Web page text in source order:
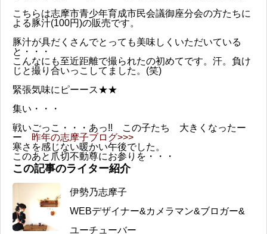
こちらは志摩市青少年育成市民会議御座分会の方たちに
よる豚汁(100円)の販売です。
豚汁が具だくさんでとっても美味しくいただいている
と・・・
こんなにも至近距離で撮られたの初めてです。汗。負け
じと撮り合いっこしてました。(笑)
緊張気味にピーース★★
集い・・・
戦いごっこ・・・あっ!! この子たち 大きくなったー
ー 昨年の志摩子ブログ>>>
寒さを感じない暖かい午後でした。
このあと爪切不動尊にお参りを・・・
この記事のライター紹介
伊勢乃志摩子
WEBデザイナー&カメラマン&ブロガー&
ユーチューバー